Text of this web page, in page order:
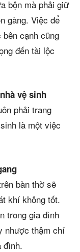
bộn mà phải giữ
gàng. Việc để
cạnh cũng
đến tài lộc
vệ sinh
phải trang
là một việc
bàn thờ sẽ
khí không tốt.
trong gia đình
nhược thậm chí
đình.